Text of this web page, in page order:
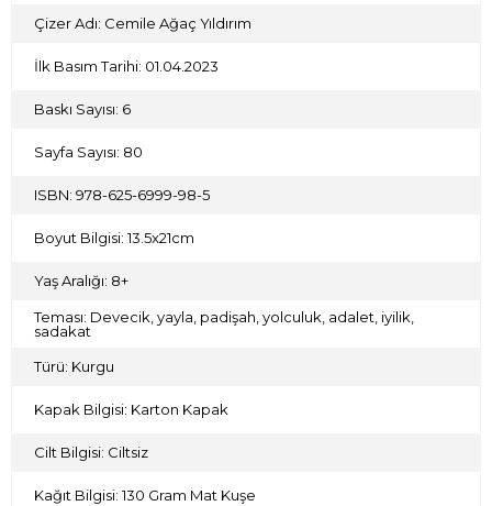
Çizer Adı: Cemile Ağaç Yıldırım
İlk Basım Tarihi: 01.04.2023
Baskı Sayısı: 6
Sayfa Sayısı: 80
ISBN: 978-625-6999-98-5
Boyut Bilgisi: 13.5x21cm
Yaş Aralığı: 8+
Teması: Devecik, yayla, padişah, yolculuk, adalet, iyilik,
sadakat
Türü: Kurgu
Kapak Bilgisi: Karton Kapak
Cilt Bilgisi: Ciltsiz
Kağıt Bilgisi: 130 Gram Mat Kuşe